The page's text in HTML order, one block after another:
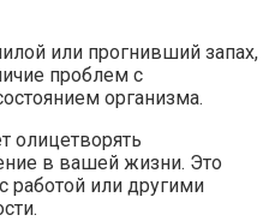
или прогнивший запах,
проблем с
организма.
олицетворять
в вашей жизни. Это
работой или другими